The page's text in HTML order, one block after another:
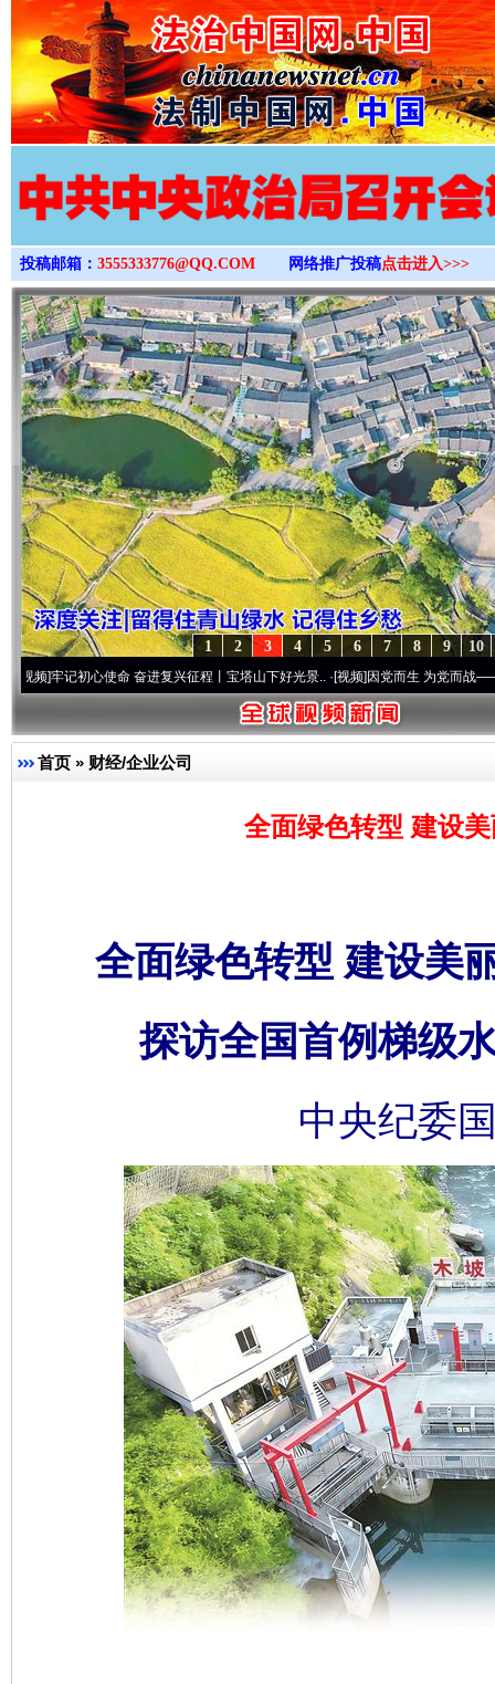
>
投稿邮箱： 3555333776@QQ.COM 网络推广投稿点击进入>>>
10
9
8
7
6
5
4
3
2
1
心使命 奋进复兴征程丨宝塔山下好光景..·[视频]因党而生 为党而战——百年“纪”事
首页 » 财经/企业公司
全面绿色转型 建设
全面绿色转型 建设美
探访全国首例梯级
中央纪委